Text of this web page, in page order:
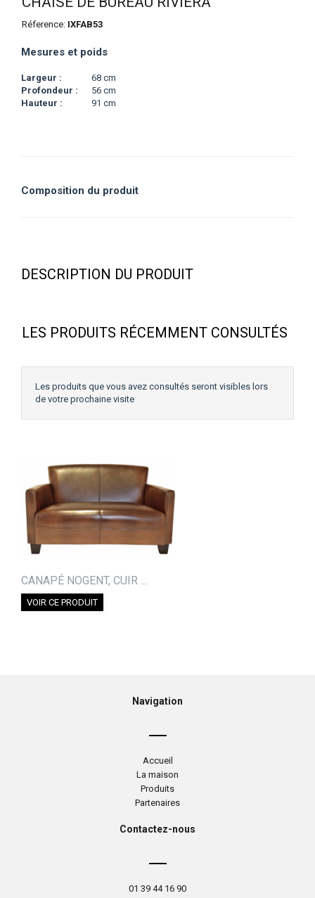
Réference: IXFAB53
Mesures et poids
Largeur :
68 cm
Profondeur :
56 cm
Hauteur :
91 cm
Composition du produit
DESCRIPTION DU PRODUIT
LES PRODUITS RÉCEMMENT CONSULTÉS
Les produits que vous avez consultés seront visibles lors
de votre prochaine visite
CANAPÉ NOGENT, CUIR ...
VOIR CE PRODUIT
Navigation
Accueil
La maison
Produits
Partenaires
Contactez-nous
01 39 44 16 90